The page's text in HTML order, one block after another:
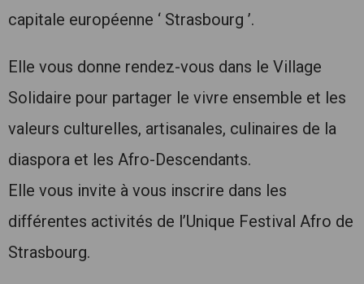
capitale européenne ‘ Strasbourg ’.
Elle vous donne rendez-vous dans le Village
Solidaire pour partager le vivre ensemble et les
valeurs culturelles, artisanales, culinaires de la
diaspora et les Afro-Descendants.
Elle vous invite à vous inscrire dans les
différentes activités de l’Unique Festival Afro de
Strasbourg.